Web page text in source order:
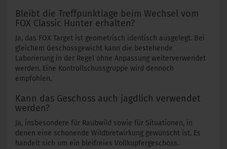
Bleibt die Treffpunktlage beim Wechsel vom
FOX Classic Hunter erhalten?
Ja, das FOX Target ist geometrisch identisch ausgelegt. Bei
gleichem Geschossgewicht kann die bestehende
Laborierung in der Regel ohne Anpassung weiterverwendet
werden. Eine Kontrollschussgruppe wird dennoch
empfohlen.
Kann das Geschoss auch jagdlich verwendet
werden?
Ja, insbesondere für Raubwild sowie für Situationen, in
denen eine schonende Wildbretwirkung gewünscht ist. Es
handelt sich um ein bleifreies Vollkupfergeschoss.